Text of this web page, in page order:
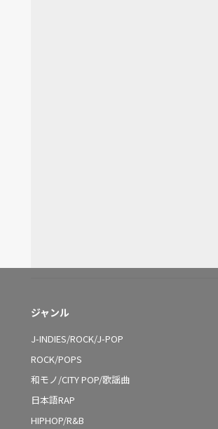
ジャンル
J-INDIES/ROCK/J-POP
ROCK/POPS
和モノ/CITY POP/歌謡曲
日本語RAP
HIPHOP/R&B